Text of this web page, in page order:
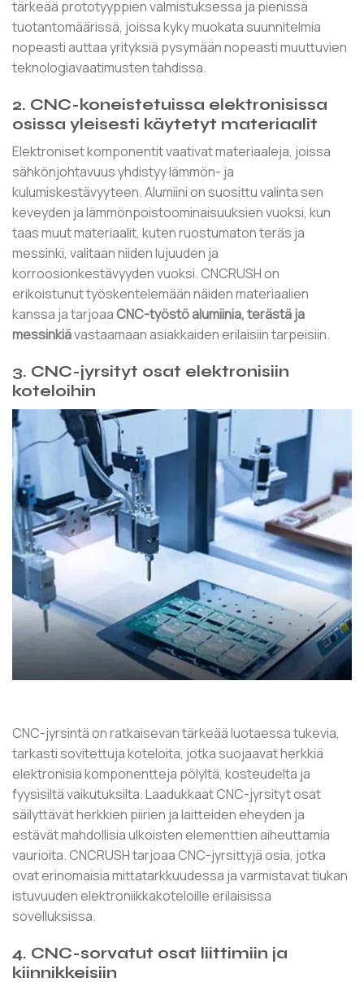
tärkeää prototyyppien valmistuksessa ja pienissä
tuotantomäärissä, joissa kyky muokata suunnitelmia
nopeasti auttaa yrityksiä pysymään nopeasti muuttuvien
teknologiavaatimusten tahdissa.
2. CNC-koneistetuissa elektronisissa
osissa yleisesti käytetyt materiaalit
Elektroniset komponentit vaativat materiaaleja, joissa
sähkönjohtavuus yhdistyy lämmön- ja
kulumiskestävyyteen. Alumiini on suosittu valinta sen
keveyden ja lämmönpoistoominaisuuksien vuoksi, kun
taas muut materiaalit, kuten ruostumaton teräs ja
messinki, valitaan niiden lujuuden ja
korroosionkestävyyden vuoksi. CNCRUSH on
erikoistunut työskentelemään näiden materiaalien
kanssa ja tarjoaaCNC-työstö alumiinia, terästä ja
messinkiävastaamaan asiakkaiden erilaisiin tarpeisiin.
3. CNC-jyrsityt osat elektronisiin
koteloihin
CNC-jyrsintä on ratkaisevan tärkeää luotaessa tukevia,
tarkasti sovitettuja koteloita, jotka suojaavat herkkiä
elektronisia komponentteja pölyltä, kosteudelta ja
fyysisiltä vaikutuksilta. Laadukkaat CNC-jyrsityt osat
säilyttävät herkkien piirien ja laitteiden eheyden ja
estävät mahdollisia ulkoisten elementtien aiheuttamia
vaurioita. CNCRUSH tarjoaa CNC-jyrsittyjä osia, jotka
ovat erinomaisia ​​mittatarkkuudessa ja varmistavat tiukan
istuvuuden elektroniikkakoteloille erilaisissa
sovelluksissa.
4. CNC-sorvatut osat liittimiin ja
kiinnikkeisiin